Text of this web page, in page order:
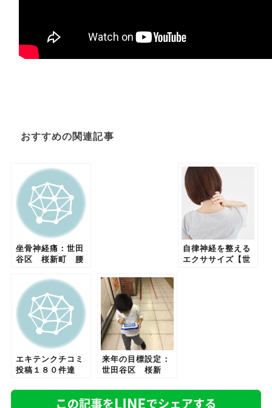
おすすめの関連記事
坐骨神経痛：世田
谷区 桜新町 腰
矯正 ぎっくり
腰 頭痛 整体
自律神経を整える
エクササイズ【世
エキテンクチコミ
投稿１８０件達
新町 腰痛 肩こ
り 骨盤矯正 整
来年の目標設定：
世田谷区 桜新
り 骨盤矯正 頭
痛 はり 外反母